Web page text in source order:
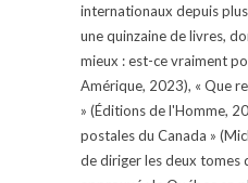
internationaux depuis
une quinzaine de livres,
mieux : est-ce vraiment
Amérique, 2023), « Que
» (Éditions de l'Homme,
postales du Canada »
de diriger les deux tomes